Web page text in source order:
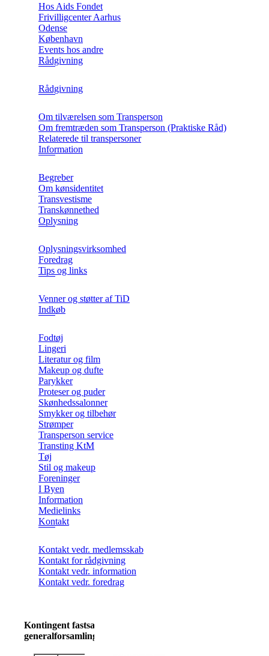
Hos Aids Fondet
Frivilligcenter Aarhus
Odense
København
Events hos andre
Rådgivning
Rådgivning
Om tilværelsen som Transperson
Om fremtræden som Transperson (Praktiske Råd)
Relaterede til transpersoner
Information
Begreber
Om kønsidentitet
Transvestisme
Transkønnethed
Oplysning
Oplysningsvirksomhed
Foredrag
Tips og links
Venner og støtter af TiD
Indkøb
Fodtøj
Lingeri
Literatur og film
Makeup og dufte
Parykker
Proteser og puder
Skønhedssalonner
Smykker og tilbehør
Strømper
Transperson service
Transting KtM
Tøj
Stil og makeup
Foreninger
I Byen
Information
Medielinks
Kontakt
Kontakt vedr. medlemsskab
Kontakt for rådgivning
Kontakt vedr. information
Kontakt vedr. foredrag
Kontingent fastsat på
generalforsamlingerne